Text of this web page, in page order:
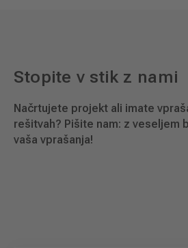
Stopite v stik z nami
Načrtujete projekt ali imate
rešitvah? Pišite nam: z veseljem
vaša vprašanja!